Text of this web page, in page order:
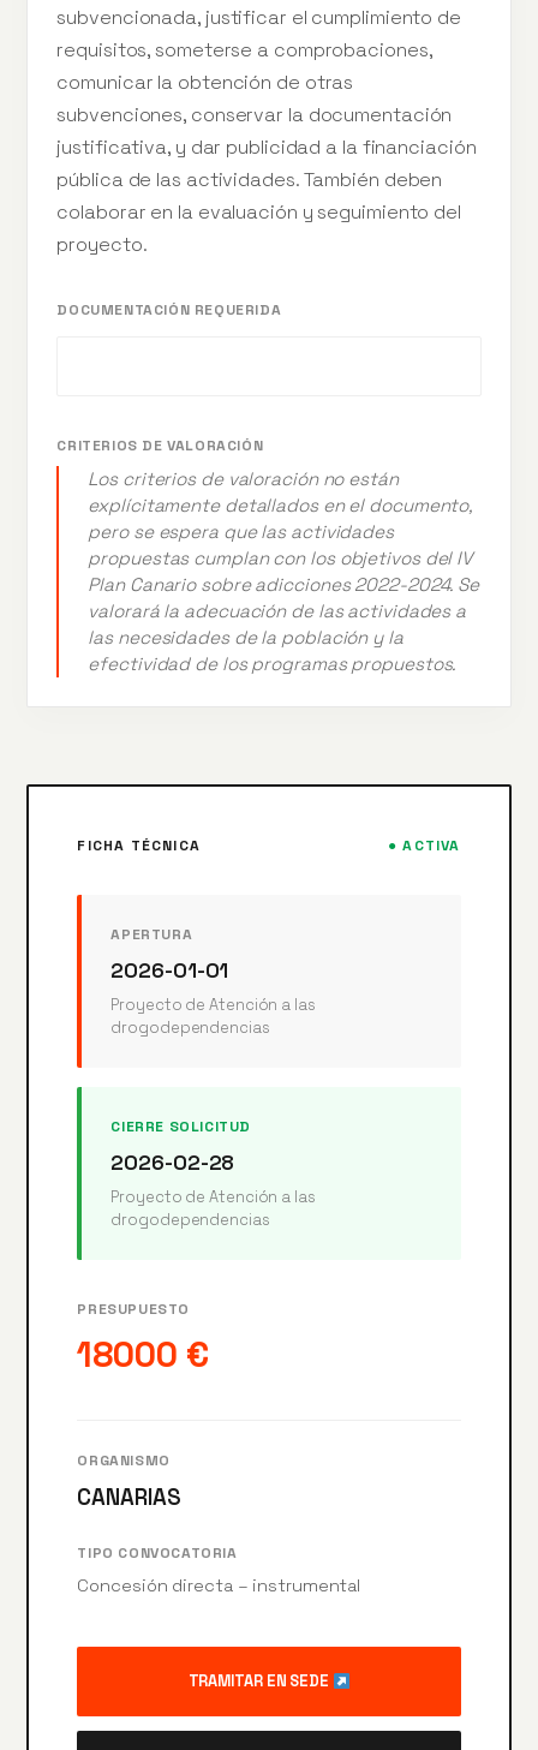
subvencionada, justificar el cumplimiento de
requisitos, someterse a comprobaciones,
comunicar la obtención de otras
subvenciones, conservar la documentación
justificativa, y dar publicidad a la financiación
pública de las actividades. También deben
colaborar en la evaluación y seguimiento del
proyecto.
DOCUMENTACIÓN REQUERIDA
CRITERIOS DE VALORACIÓN
Los criterios de valoración no están
explícitamente detallados en el documento,
pero se espera que las actividades
propuestas cumplan con los objetivos del IV
Plan Canario sobre adicciones 2022-2024. Se
valorará la adecuación de las actividades a
las necesidades de la población y la
efectividad de los programas propuestos.
FICHA TÉCNICA ● ACTIVA
APERTURA
2026-01-01
Proyecto de Atención a las
drogodependencias
CIERRE SOLICITUD
2026-02-28
Proyecto de Atención a las
drogodependencias
PRESUPUESTO
18000 €
ORGANISMO
CANARIAS
TIPO CONVOCATORIA
Concesión directa – instrumental
TRAMITAR EN SEDE